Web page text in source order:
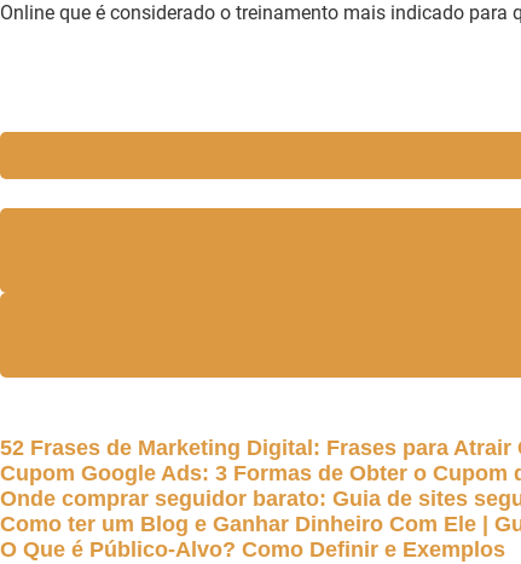
Online que é considerado o treinamento mais indicado para
52 Frases de Marketing Digital: Frases para Atrair
Cupom Google Ads: 3 Formas de Obter o Cupom
Onde comprar seguidor barato: Guia de sites
Como ter um Blog e Ganhar Dinheiro Com Ele |
O Que é Público-Alvo? Como Definir e Exemplos